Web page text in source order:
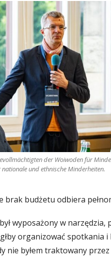
der Woiwoden für
und ethnische Minderheiten.
brak budżetu odbiera
wyposażony w
organizować spotkania
nie byłem traktowany